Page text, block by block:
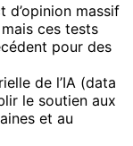
d’opinion massif
ces tests
pour des
de l’IA (data
le soutien aux
et au